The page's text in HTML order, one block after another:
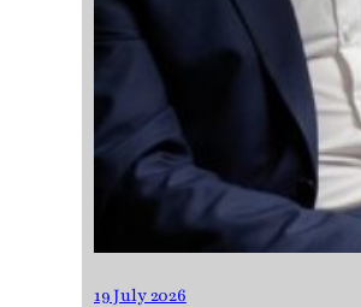
19 July 2026